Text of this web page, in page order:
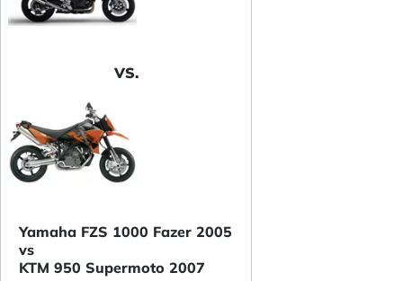
VS.
Yamaha FZS 1000 Fazer 2005
vs
KTM 950 Supermoto 2007